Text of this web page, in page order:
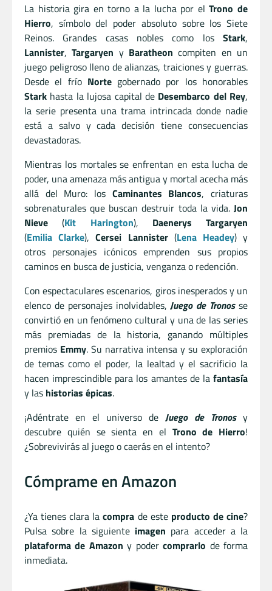
La historia gira en torno a la lucha por elTrono de
Hierro, símbolo del poder absoluto sobre los Siete
Reinos. Grandes casas nobles como los Stark,
Lannister,Targaryen y Baratheon compiten en un
juego peligroso lleno de alianzas, traiciones y guerras.
Desde el frío Nortegobernado por los honorables
Stark hasta la lujosa capital de Desembarco del Rey,
la serie presenta una trama intrincada donde nadie
está a salvo y cada decisión tiene consecuencias
devastadoras.
Mientras los mortales se enfrentan en esta lucha de
poder, una amenaza más antigua y mortal acecha más
allá del Muro: los Caminantes Blancos, criaturas
sobrenaturales que buscan destruir toda la vida. Jon
Nieve (Kit Harington), Daenerys Targaryen
(Emilia Clarke),Cersei Lannister(Lena Headey) y
otros personajes icónicos emprenden sus propios
caminos en busca de justicia, venganza o redención.
Con espectaculares escenarios, giros inesperados y un
elenco de personajes inolvidables,Juego de Tronosse
convirtió en un fenómeno cultural y una de las series
más premiadas de la historia, ganando múltiples
premios Emmy. Su narrativa intensa y su exploración
de temas como el poder, la lealtad y el sacrificio la
hacen imprescindible para los amantes de la fantasía
y las historias épicas.
¡Adéntrate en el universo de Juego de Tronosy
descubre quién se sienta en el Trono de Hierro!
¿Sobrevivirás al juego o caerás en el intento?
Cómprame en Amazon
¿Ya tienes clara lacompra de este producto de cine?
Pulsa sobre la siguiente imagen para acceder a la
plataforma de Amazon y podercomprarlo de forma
inmediata.